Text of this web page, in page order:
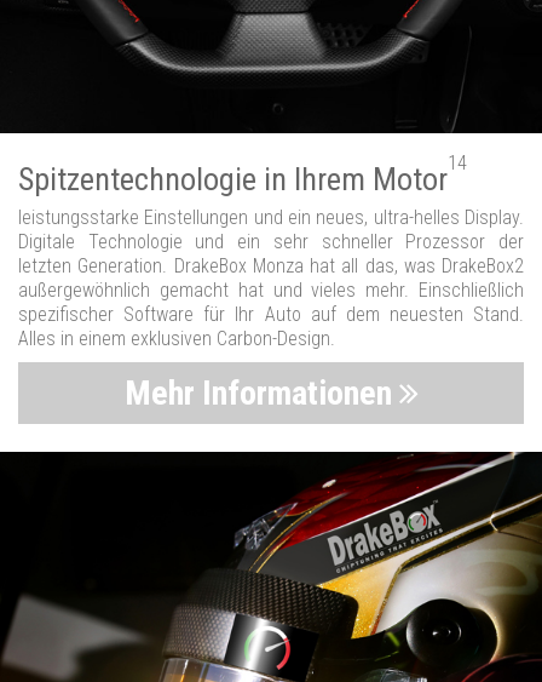
Spitzentechnologie in Ihrem Motor14
leistungsstarke Einstellungen und ein neues, ultra-helles Display.
Digitale Technologie und ein sehr schneller Prozessor der
letzten Generation. DrakeBox Monza hat all das, was DrakeBox2
außergewöhnlich gemacht hat und vieles mehr. Einschließlich
spezifischer Software für Ihr Auto auf dem neuesten Stand.
Alles in einem exklusiven Carbon-Design.
Mehr Informationen